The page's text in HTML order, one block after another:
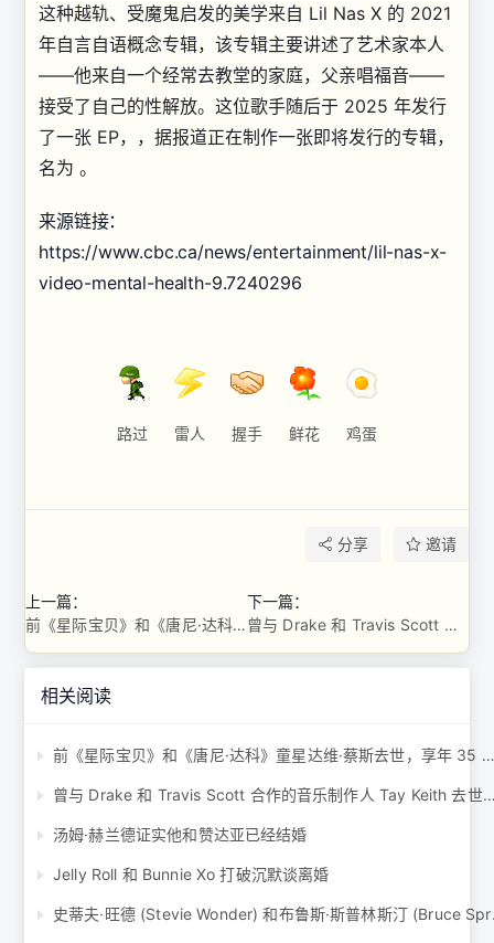
这种越轨、受魔鬼启发的美学来自 Lil Nas X 的 2021
年自言自语概念专辑，该专辑主要讲述了艺术家本人
——他来自一个经常去教堂的家庭，父亲唱福音——
接受了自己的性解放。这位歌手随后于 2025 年发行
了一张 EP，，据报道正在制作一张即将发行的专辑，
名为 。
来源链接：
https://www.cbc.ca/news/entertainment/lil-nas-x-
video-mental-health-9.7240296
路过 雷人 握手 鲜花 鸡蛋
分享 邀请
上一篇：
前《星际宝贝》和《唐尼·达科》童星达维·蔡斯去世，享年 35 岁 ...
下一篇：
曾与 Drake 和 Travis Scott 合作的音乐制作人 Tay Keith 去世，享年 29 岁 ...
相关阅读
前《星际宝贝》和《唐尼·达科》童星达维·蔡斯去世，享年 35 岁 ...
曾与 Drake 和 Travis Scott 合作的音乐制作人
汤姆·赫兰德证实他和赞达亚已经结婚
Jelly Roll 和 Bunnie Xo 打破沉默谈离婚
史蒂夫·